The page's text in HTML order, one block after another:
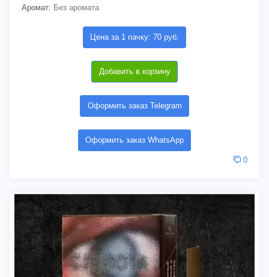
Аромат: Без аромата
Цена за 1 пачку: 70 руб.
Добавить в корзину
Оформить заказ Telegram
Оформить заказ WhatsApp
0